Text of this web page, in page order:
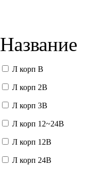
Название
Л корп В
Л корп 2В
Л корп 3В
Л корп 12~24В
Л корп 12В
Л корп 24В